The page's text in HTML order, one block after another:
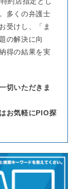
多くの弁護士
受けし、「ま
の解決に向
得の結果を実
切いただきま
お気軽にPIO探